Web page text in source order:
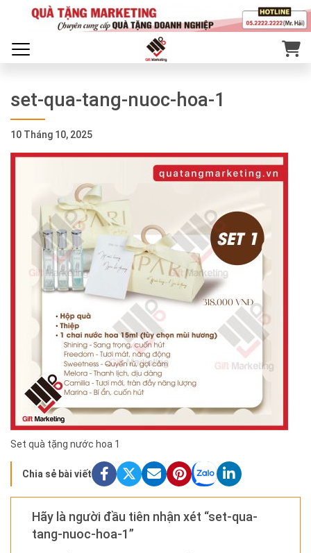
set-qua-tang-nuoc-hoa-1
10 Tháng 10, 2025
Set quà tặng nước hoa 1
Chia sẻ bài viết
Hãy là người đầu tiên nhận xét “set-qua-
tang-nuoc-hoa-1”